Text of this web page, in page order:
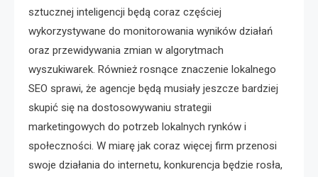
sztucznej inteligencji będą coraz częściej
wykorzystywane do monitorowania wyników działań
oraz przewidywania zmian w algorytmach
wyszukiwarek. Również rosnące znaczenie lokalnego
SEO sprawi, że agencje będą musiały jeszcze bardziej
skupić się na dostosowywaniu strategii
marketingowych do potrzeb lokalnych rynków i
społeczności. W miarę jak coraz więcej firm przenosi
swoje działania do internetu, konkurencja będzie rosła,